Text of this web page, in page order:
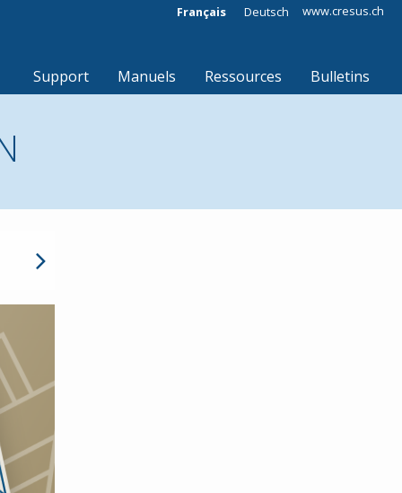
Français Deutsch www.cresus.ch
Support Manuels Ressources Bulletins